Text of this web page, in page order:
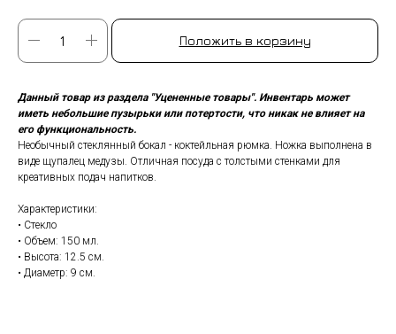
Положить в корзину
Данный товар из раздела "Уцененные товары". Инвентарь может
иметь небольшие пузырьки или потертости, что никак не влияет на
его функциональность.
Необычный стеклянный бокал - коктейльная рюмка. Ножка выполнена в
виде щупалец медузы. Отличная посуда с толстыми стенками для
креативных подач напитков.
Характеристики:
• Стекло
• Объем: 150 мл.
• Высота: 12.5 см.
• Диаметр: 9 см.